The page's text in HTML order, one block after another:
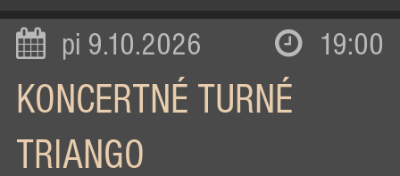
pi 9.10.2026 19:00
KONCERTNÉ TURNÉ
TRIANGO